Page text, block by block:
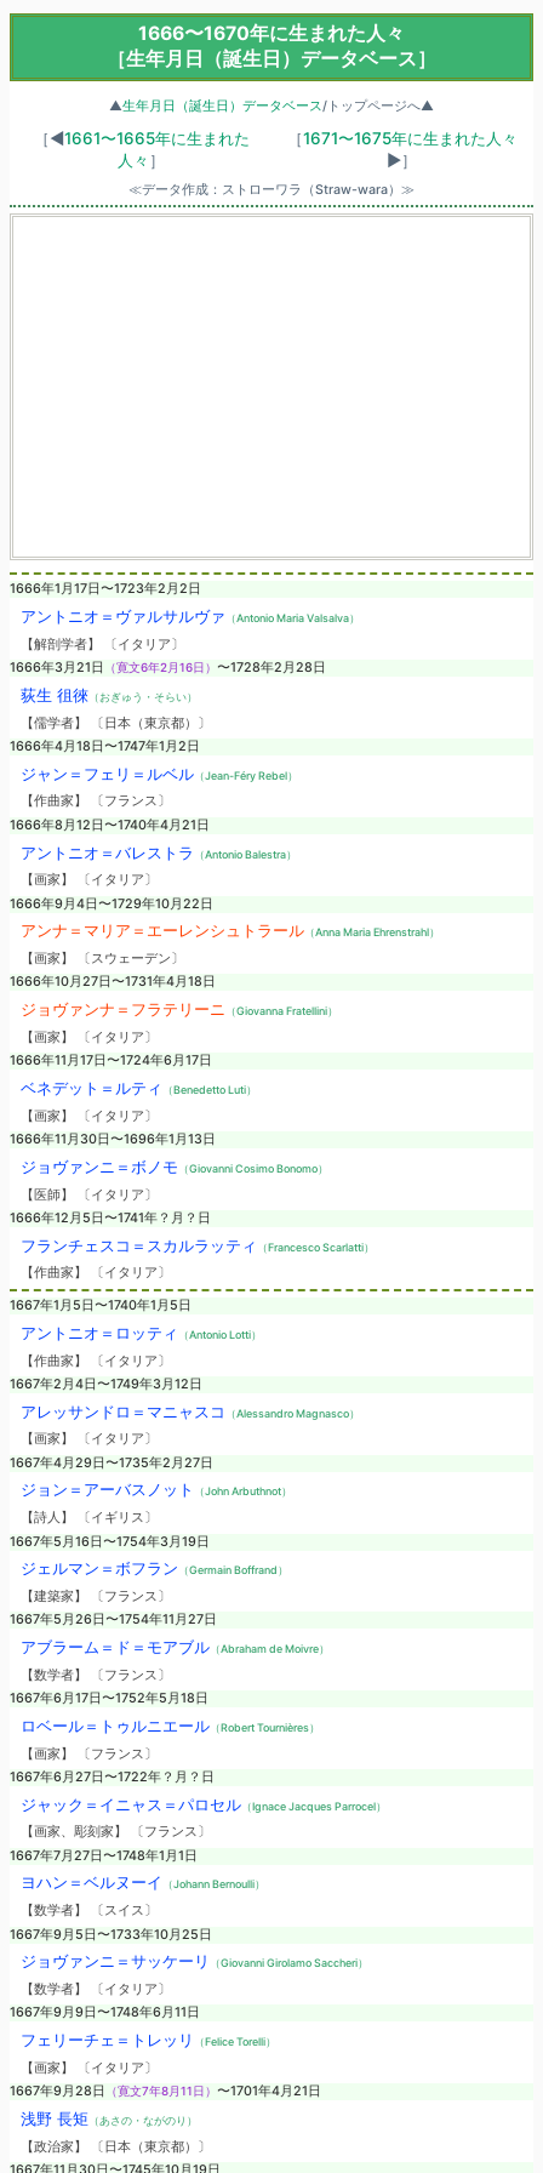
1666〜1670年に生まれた人々
［生年月日（誕生日）データベース］
▲生年月日（誕生日）データベース/トップページへ▲
［◀1661〜1665年に生まれた
人々 ］
［1671〜1675年に生まれた人々
▶］
≪データ作成：ストローワラ（Straw-wara）≫
1666年1月17日〜1723年2月2日
アントニオ＝ヴァルサルヴァ （Antonio Maria Valsalva）
【解剖学者】 〔イタリア〕
1666年3月21日
（寛文6年2月16日） 〜1728年2月28日
荻生 徂徠（おぎゅう・そらい）
【儒学者】 〔日本（東京都）〕
1666年4月18日〜1747年1月2日
ジャン＝フェリ＝ルベル（Jean-Féry Rebel）
【作曲家】 〔フランス〕
1666年8月12日〜1740年4月21日
アントニオ＝バレストラ （Antonio Balestra）
【画家】 〔イタリア〕
1666年9月4日〜1729年10月22日
アンナ＝マリア＝エーレンシュトラール（Anna Maria Ehrenstrahl）
【画家】 〔スウェーデン〕
1666年10月27日〜1731年4月18日
ジョヴァンナ＝フラテリーニ （Giovanna Fratellini）
【画家】 〔イタリア〕
1666年11月17日〜1724年6月17日
ベネデット＝ルティ （Benedetto Luti）
【画家】 〔イタリア〕
1666年11月30日〜1696年1月13日
ジョヴァンニ＝ボノモ （Giovanni Cosimo Bonomo）
【医師】 〔イタリア〕
1666年12月5日〜1741年？月？日
フランチェスコ＝スカルラッティ （Francesco Scarlatti）
【作曲家】 〔イタリア〕
1667年1月5日〜1740年1月5日
アントニオ＝ロッティ （Antonio Lotti）
【作曲家】 〔イタリア〕
1667年2月4日〜1749年3月12日
アレッサンドロ＝マニャスコ （Alessandro Magnasco）
【画家】 〔イタリア〕
1667年4月29日〜1735年2月27日
ジョン＝アーバスノット （John Arbuthnot）
【詩人】 〔イギリス〕
1667年5月16日〜1754年3月19日
ジェルマン＝ボフラン （Germain Boffrand）
【建築家】 〔フランス〕
1667年5月26日〜1754年11月27日
アブラーム＝ド＝モアブル（Abraham de Moivre）
【数学者】 〔フランス〕
1667年6月17日〜1752年5月18日
ロベール＝トゥルニエール（Robert Tournières）
【画家】 〔フランス〕
1667年6月27日〜1722年？月？日
ジャック＝イニャス＝パロセル（Ignace Jacques Parrocel）
【画家、彫刻家】 〔フランス〕
1667年7月27日〜1748年1月1日
ヨハン＝ベルヌーイ （Johann Bernoulli）
【数学者】 〔スイス〕
1667年9月5日〜1733年10月25日
ジョヴァンニ＝サッケーリ （Giovanni Girolamo Saccheri）
【数学者】 〔イタリア〕
1667年9月9日〜1748年6月11日
フェリーチェ＝トレッリ （Felice Torelli）
【画家】 〔イタリア〕
1667年9月28日
（寛文7年8月11日） 〜1701年4月21日
浅野 長矩 （あさの・ながのり）
【政治家】 〔日本（東京都）〕